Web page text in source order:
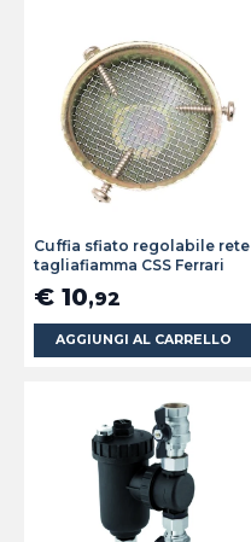
Cuffia sfiato regolabile rete
tagliafiamma CSS Ferrari
€ 10,92
AGGIUNGI AL CARRELLO